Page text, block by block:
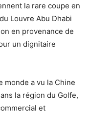
la rare coupe en
Louvre Abu Dhabi
en provenance de
un dignitaire
monde a vu la Chine
la région du Golfe,
et